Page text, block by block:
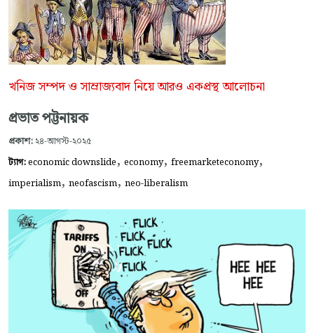
খনিজ সম্পদ ও সাম্রাজ্যবাদ নিয়ে আরও একপ্রস্থ আলোচনা
প্রভাত পট্টনায়ক
প্রকাশ: ২৪-আগস্ট-২০২৫
ট্যাগ:economic downslide, economy, freemarketeconomy,
imperialism, neofascism, neo-liberalism